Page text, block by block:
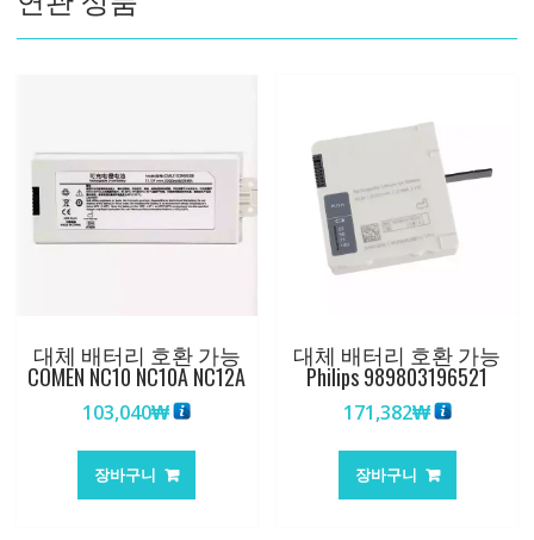
수
량
대체 배터리 호환 가능
COMEN NC10 NC10A NC12A
103,040₩
장바구니
대체 배터리 호환 가능
Philips 989803196521
171,382₩
장바구니